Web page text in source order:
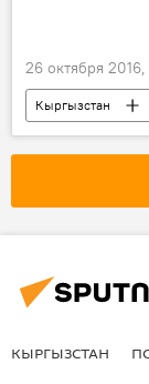
26 октября
Кыргызстан
Мультимедиа
Создание
КЫРГЫЗСТАН